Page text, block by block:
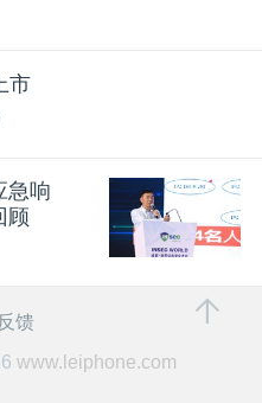
市
急响
顾
馈
www.leiphone.com